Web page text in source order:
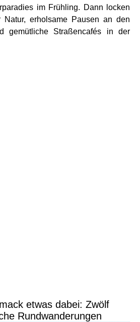
im Frühling. Dann locken
Natur, erholsame Pausen an den
gemütliche Straßencafés in der
etwas dabei: Zwölf
Rundwanderungen